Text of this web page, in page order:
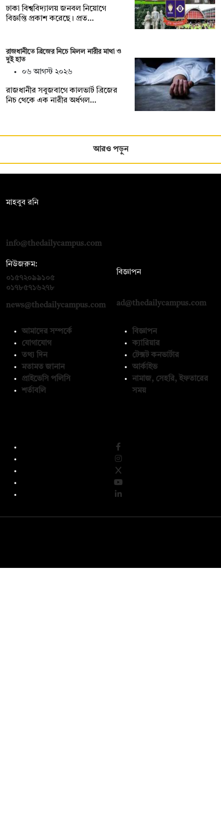
ঢাকা বিশ্ববিদ্যালয় জনবল নিয়োগে
বিজ্ঞপ্তি প্রকাশ করেছে। প্রত…
রাজধানীতে ব্রিজের নিচে মিলল নারীর মাথা ও
দুই হাত
০৬ আগস্ট ২০২৬
রাজধানীর সবুজবাগে কালভার্ট ব্রিজের
নিচ থেকে এক নারীর অর্ধগল…
আরও পড়ুন
মাহবুব রনি
info@thedailycampus.com
নিউজরুম:
০১৫৭২০৯৯১০৫
০১৭৮৫৭১৬২৭৮
news@thedailycampus.com
বিজ্ঞাপন
ad@thedailycampus.com
আমাদের সম্পর্কে
যোগাযোগ
তথ্য দিন
মতামত জানান
প্রাইভেসি পলিসি
শর্তাবলি
বিজ্ঞাপন
ক্যারিয়ার
টেক্সট কনভার্টার
আর্কাইভ
নামাজ, সেহরি, ইফতারের
সময়